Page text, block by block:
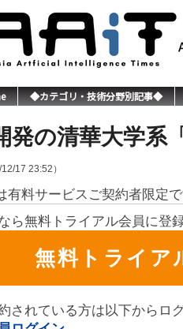
◆カテゴリ・技術分野別記事◆
発の清華大学系
12/17 23:52）
有料サービスご契約者限定で
ら無料トライアル会員に登
無料トライア
されている方は以下からロ